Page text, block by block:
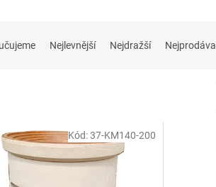
Nejlevnější Nejdražší
Kód:37-KM140-200